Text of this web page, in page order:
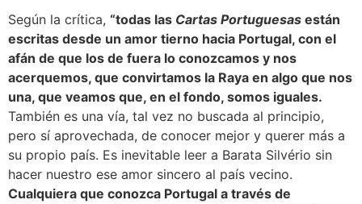
Según la crítica, “todas las Cartas Portuguesas están
escritas desde un amor tierno hacia Portugal, con el
afán de que los de fuera lo conozcamos y nos
acerquemos, que convirtamos la Raya en algo que nos
una, que veamos que, en el fondo, somos iguales.
También es una vía, tal vez no buscada al principio,
pero sí aprovechada, de conocer mejor y querer más a
su propio país. Es inevitable leer a Barata Silvério sin
hacer nuestro ese amor sincero al país vecino.
Cualquiera que conozca Portugal a través de